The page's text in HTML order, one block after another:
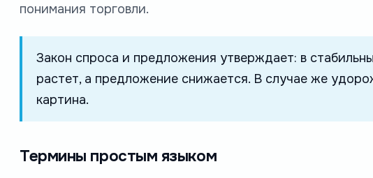
понимания торговли.
Закон спроса и предложения утверждает: в
растет, а предложение снижается. В случае же
картина.
Термины простым языком